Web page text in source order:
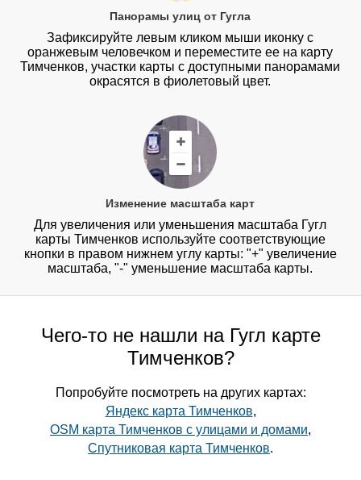
Панорамы улиц от Гугла
Зафиксируйте левым кликом мыши иконку с
оранжевым человечком и переместите ее на карту
Тимченков, участки карты с доступными панорамами
окрасятся в фиолетовый цвет.
Изменение масштаба карт
Для увеличения или уменьшения масштаба Гугл
карты Тимченков используйте соответствующие
кнопки в правом нижнем углу карты: "+" увеличение
масштаба, "-" уменьшение масштаба карты.
Чего-то не нашли на Гугл карте
Тимченков?
Попробуйте посмотреть на других картах:
Яндекс карта Тимченков,
OSM карта Тимченков с улицами и домами,
Спутниковая карта Тимченков.